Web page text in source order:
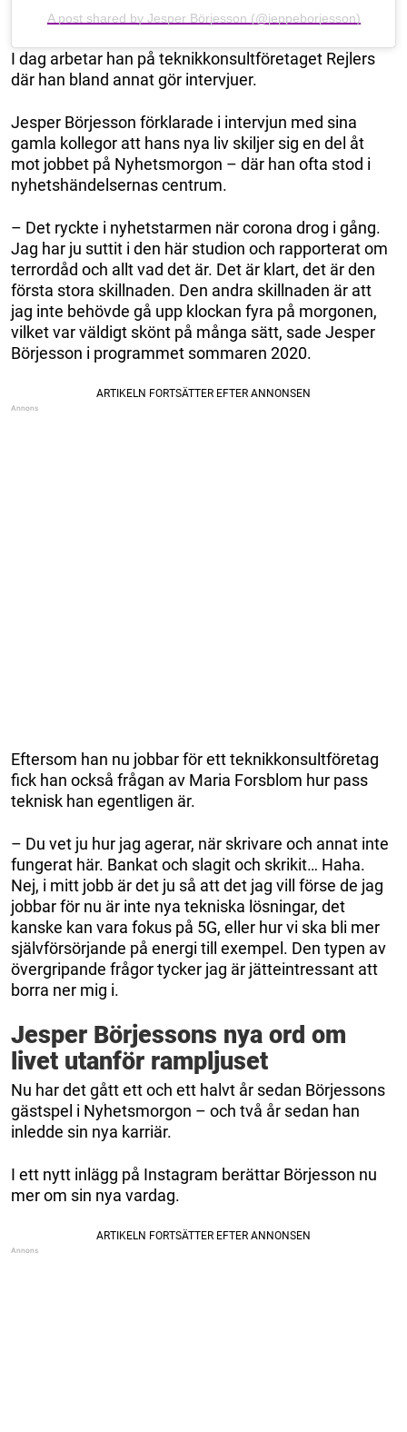
A post shared by Jesper Börjesson (@jeppeborjesson)
I dag arbetar han på teknikkonsultföretaget Rejlers
där han bland annat gör intervjuer.
Jesper Börjesson förklarade i intervjun med sina
gamla kollegor att hans nya liv skiljer sig en del åt
mot jobbet på Nyhetsmorgon – där han ofta stod i
nyhetshändelsernas centrum.
– Det ryckte i nyhetstarmen när corona drog i gång.
Jag har ju suttit i den här studion och rapporterat om
terrordåd och allt vad det är. Det är klart, det är den
första stora skillnaden. Den andra skillnaden är att
jag inte behövde gå upp klockan fyra på morgonen,
vilket var väldigt skönt på många sätt, sade Jesper
Börjesson i programmet sommaren 2020.
Eftersom han nu jobbar för ett teknikkonsultföretag
fick han också frågan av Maria Forsblom hur pass
teknisk han egentligen är.
– Du vet ju hur jag agerar, när skrivare och annat inte
fungerat här. Bankat och slagit och skrikit… Haha.
Nej, i mitt jobb är det ju så att det jag vill förse de jag
jobbar för nu är inte nya tekniska lösningar, det
kanske kan vara fokus på 5G, eller hur vi ska bli mer
självförsörjande på energi till exempel. Den typen av
övergripande frågor tycker jag är jätteintressant att
borra ner mig i.
Jesper Börjessons nya ord om
livet utanför rampljuset
Nu har det gått ett och ett halvt år sedan Börjessons
gästspel i Nyhetsmorgon – och två år sedan han
inledde sin nya karriär.
I ett nytt inlägg på Instagram berättar Börjesson nu
mer om sin nya vardag.